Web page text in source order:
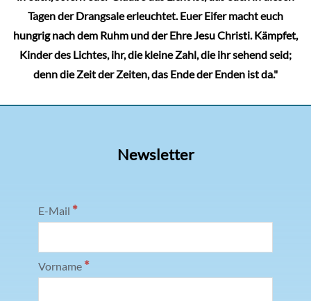
Tagen der Drangsale erleuchtet. Euer Eifer macht euch
hungrig nach dem Ruhm und der Ehre Jesu Christi. Kämpfet,
Kinder des Lichtes, ihr, die kleine Zahl, die ihr sehend seid;
denn die Zeit der Zeiten, das Ende der Enden ist da."
Newsletter
E-Mail *
Vorname *